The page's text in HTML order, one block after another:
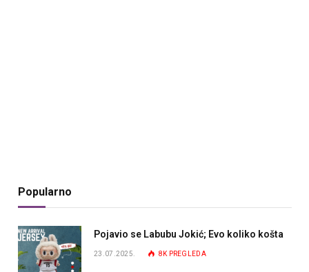
Popularno
Pojavio se Labubu Jokić; Evo koliko košta
23.07.2025. 8K PREGLEDA